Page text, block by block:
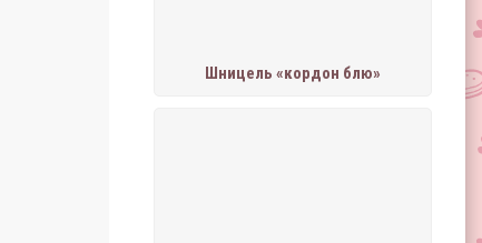
Шницель «кордон блю»